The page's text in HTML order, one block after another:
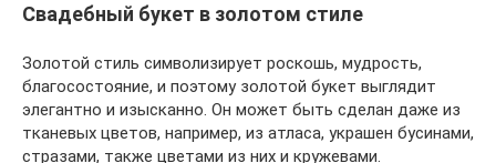
Свадебный букет в золотом стиле
Золотой стиль символизирует роскошь, мудрость,
благосостояние, и поэтому золотой букет выглядит
элегантно и изысканно. Он может быть сделан даже из
тканевых цветов, например, из атласа, украшен бусинами,
стразами, также цветами из них и кружевами.